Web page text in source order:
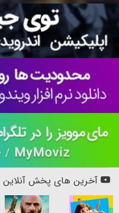
آخرین های پخش آنلاین